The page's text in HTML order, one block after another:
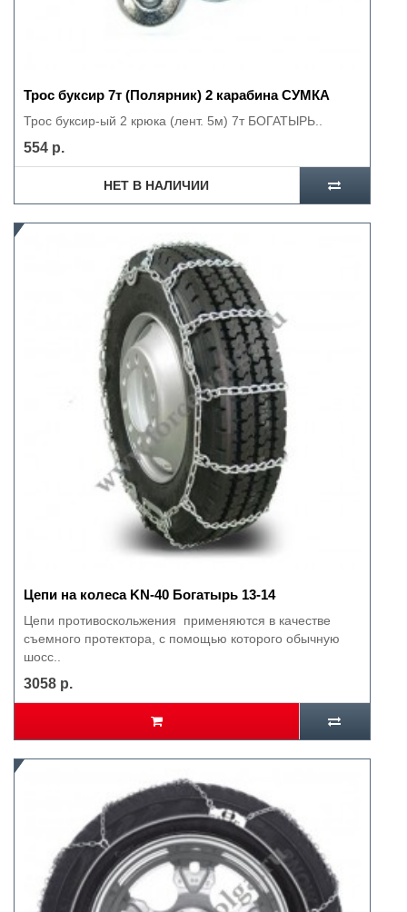
Трос буксир 7т (Полярник) 2 карабина СУМКА
Трос буксир-ый 2 крюка (лент. 5м) 7т БОГАТЫРЬ..
554 р.
НЕТ В НАЛИЧИИ
Цепи на колеса KN-40 Богатырь 13-14
Цепи противоскольжения применяются в качестве
съемного протектора, с помощью которого обычную
шосс..
3058 р.